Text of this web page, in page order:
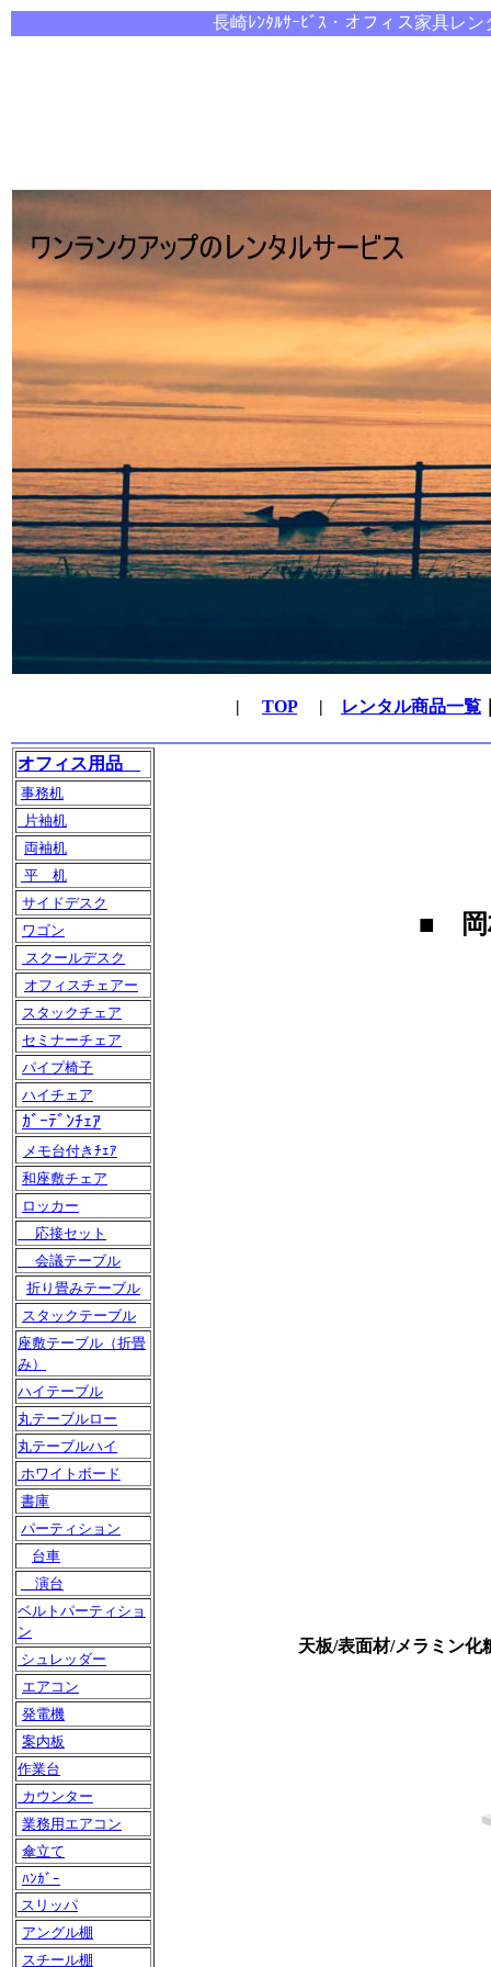
長崎ﾚﾝﾀﾙｻｰﾋﾞｽ・オ フィス家具レ
| TOP| レンタル商品一覧
オフィス用品
事務机
片袖机
両袖机
平 机
サイドデスク
ワゴン
スクールデスク
オフィスチェアー
スタックチェア
セミナーチェア
パイプ椅子
ハイチェア
ｶﾞｰﾃﾞﾝﾁｪｱ
メモ台付きﾁｪｱ
和座敷チェア
ロッカー
応接セット
会議テーブル
折り畳みテーブル
スタックテーブル
座敷テーブル（折畳
み）
ハイテーブル
丸テーブルロー
丸テーブルハイ
ホワイトボード
書庫
パーティション
台車
演台
ベルトパーティショ
ン
シュレッダー
エアコン
発電機
案内板
作業台
カウンター
業務用エアコン
傘立て
ﾊﾝｶﾞｰ
スリッパ
アングル棚
スチール棚
■
天板/表面材/メラミン